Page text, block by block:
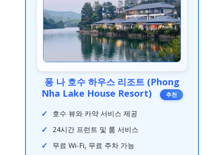
퐁 나 호수 하우스 리조트 (Phong
Nha Lake House Resort)
추천
호수 뷰와 카약 서비스 제공
24시간 프런트 및 룸 서비스
무료 Wi-Fi, 무료 주차 가능